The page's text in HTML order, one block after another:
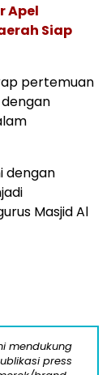
Apel
Siap
pertemuan
dengan
Masjid Al
mendukung
press